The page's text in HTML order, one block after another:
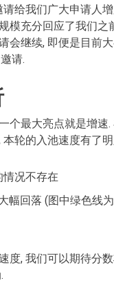
给我们广大申请人
模充分回应了我们之
会继续, 即便是目前
请.
个最大亮点就是增速.
轮的入池速度有了
情况不存在
幅回落 (图中绿色线
度, 我们可以期待分